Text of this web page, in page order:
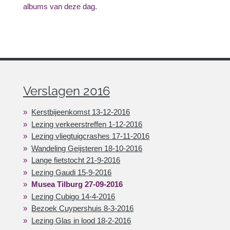
albums van deze dag.
Verslagen 2016
Kerstbijeenkomst 13-12-2016
Lezing verkeerstreffen 1-12-2016
Lezing vliegtuigcrashes 17-11-2016
Wandeling Geijsteren 18-10-2016
Lange fietstocht 21-9-2016
Lezing Gaudi 15-9-2016
Musea Tilburg 27-09-2016
Lezing Cubigo 14-4-2016
Bezoek Cuypershuis 8-3-2016
Lezing Glas in lood 18-2-2016